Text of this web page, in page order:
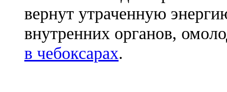
вернут утраченную
внутренних органов,
в чебоксарах.